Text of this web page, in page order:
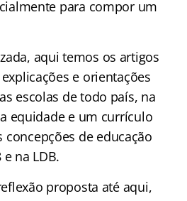
para compor um
aqui temos os artigos
e orientações
escolas de todo país, na
equidade e um currículo
de educação
na LDB.
proposta até aqui,